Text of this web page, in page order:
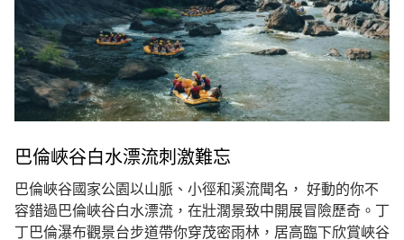
巴倫峽谷白水漂流刺激難忘
巴倫峽谷國家公園以山脈、小徑和溪流聞名， 好動的你不
容錯過巴倫峽谷白水漂流，在壯濶景致中開展冒險歷奇。丁
丁巴倫瀑布觀景台步道帶你穿茂密雨林，居高臨下欣賞峽谷